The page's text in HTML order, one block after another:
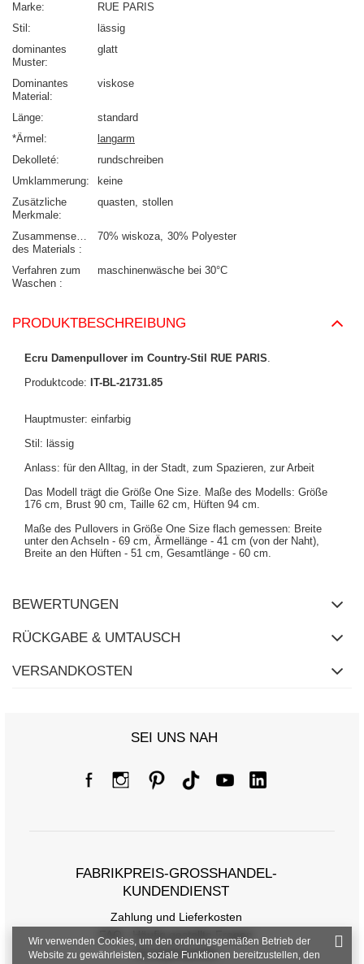
Marke
RUE PARIS
Stil
lässig
dominantes
Muster
glatt
Dominantes
Material
viskose
Länge
standard
*Ärmel
langarm
Dekolleté
rundschreiben
Umklammerung
keine
Zusätzliche
Merkmale
quasten stollen
Zusammensetzung
des Materials
70% wiskoza 30% Polyester
Verfahren zum
Waschen
maschinenwäsche bei 30°C
PRODUKTBESCHREIBUNG
Ecru Damenpullover im Country-Stil RUE PARIS.
Produktcode: IT-BL-21731.85
Hauptmuster: einfarbig
Stil: lässig
Anlass: für den Alltag, in der Stadt, zum Spazieren, zur Arbeit
Das Modell trägt die Größe One Size. Maße des Modells: Größe
176 cm, Brust 90 cm, Taille 62 cm, Hüften 94 cm.
Maße des Pullovers in Größe One Size flach gemessen: Breite
unter den Achseln - 69 cm, Ärmellänge - 41 cm (von der Naht),
Breite an den Hüften - 51 cm, Gesamtlänge - 60 cm.
BEWERTUNGEN
RÜCKGABE & UMTAUSCH
VERSANDKOSTEN
SEI UNS NAH
FABRIKPREIS-GROSSHANDEL-K
UNDENDIENST
Zahlung und Lieferkosten
FAQ - Häufig gestellte Fragen
Rückgabepolitik
Wir verwenden Cookies, um den ordnungsgemäßen Betrieb der
Website zu gewährleisten, soziale Funktionen bereitzustellen, den